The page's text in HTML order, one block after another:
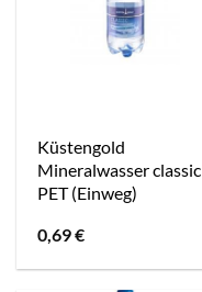
Küstengold
Mineralwasser classic
PET (Einweg)
0,69€